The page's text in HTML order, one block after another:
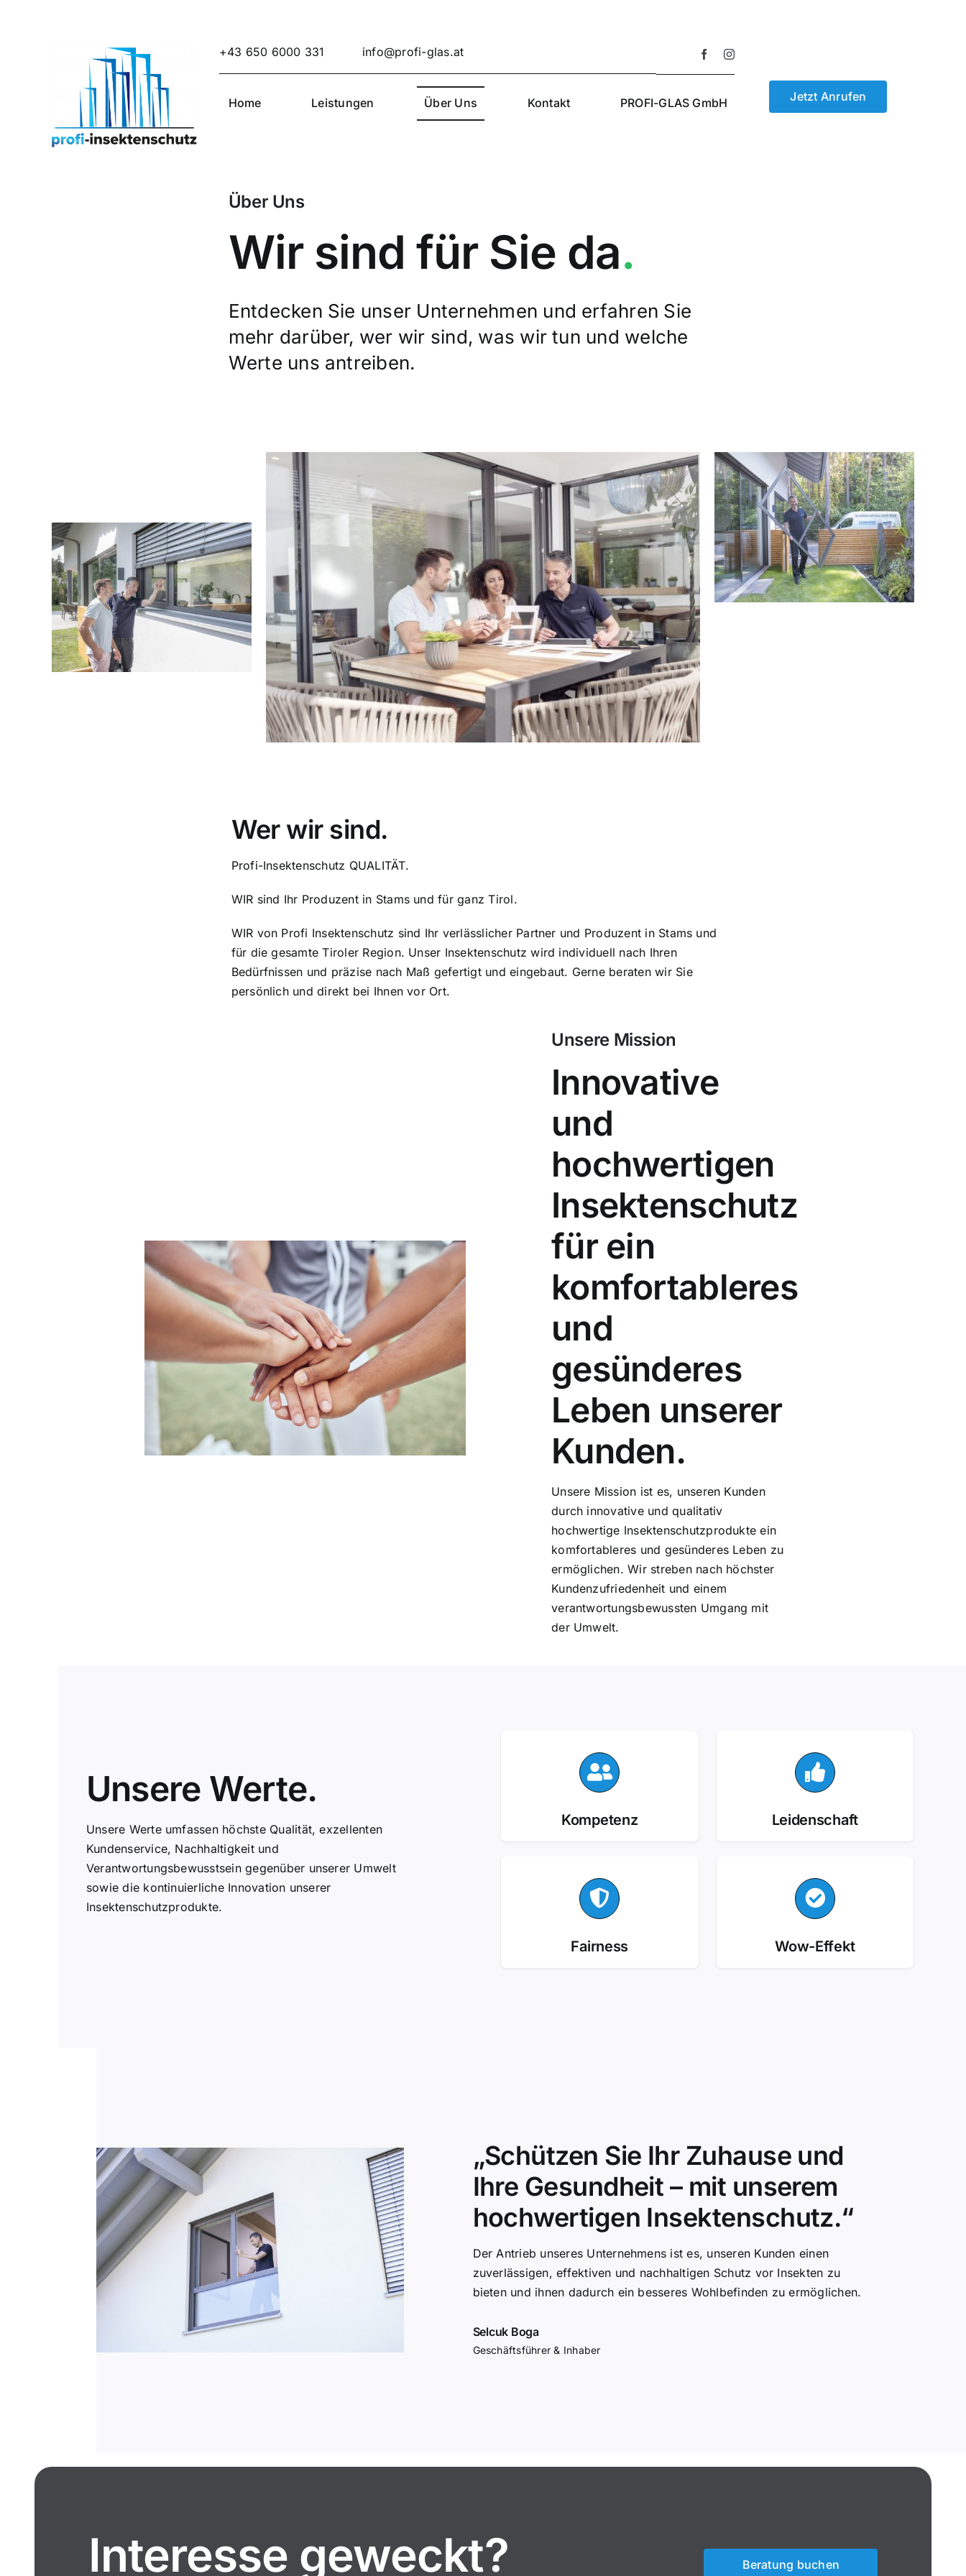
+43 650 6000 331 info@profi-glas.at
Home Leistungen Über Uns Kontakt PROFI-GLAS GmbH Jetzt Anrufen
Über Uns
Wir sind für Sie da.
Entdecken Sie unser Unternehmen und erfahren Sie
mehr darüber, wer wir sind, was wir tun und welche
Werte uns antreiben.
Wer wir sind.
Profi-Insektenschutz QUALITÄT.
WIR sind Ihr Produzent in Stams und für ganz Tirol.
WIR von Profi Insektenschutz sind Ihr verlässlicher Partner und Produzent in Stams und
für die gesamte Tiroler Region. Unser Insektenschutz wird individuell nach Ihren
Bedürfnissen und präzise nach Maß gefertigt und eingebaut. Gerne beraten wir Sie
persönlich und direkt bei Ihnen vor Ort.
Unsere Mission
Innovative
und
hochwertigen
Insektenschutz
für ein
komfortableres
und
gesünderes
Leben unserer
Kunden.
Unsere Mission ist es, unseren Kunden
durch innovative und qualitativ
hochwertige Insektenschutzprodukte ein
komfortableres und gesünderes Leben zu
ermöglichen. Wir streben nach höchster
Kundenzufriedenheit und einem
verantwortungsbewussten Umgang mit
der Umwelt.
Unsere Werte.
Unsere Werte umfassen höchste Qualität, exzellenten
Kundenservice, Nachhaltigkeit und
Verantwortungsbewusstsein gegenüber unserer Umwelt
sowie die kontinuierliche Innovation unserer
Insektenschutzprodukte.
Kompetenz Leidenschaft
Fairness Wow-Effekt
„Schützen Sie Ihr Zuhause und
Ihre Gesundheit – mit unserem
hochwertigen Insektenschutz.“
Der Antrieb unseres Unternehmens ist es, unseren Kunden einen
zuverlässigen, effektiven und nachhaltigen Schutz vor Insekten zu
bieten und ihnen dadurch ein besseres Wohlbefinden zu ermöglichen.
Selcuk Boga
Geschäftsführer & Inhaber
Interesse geweckt? Beratung buchen